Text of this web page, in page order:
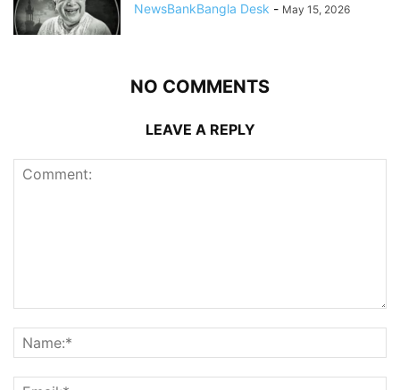
NewsBankBangla Desk - May 15, 2026
NO COMMENTS
LEAVE A REPLY